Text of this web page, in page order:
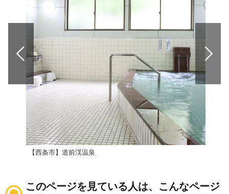
【西条市】道前渓温泉
このページを見ている人は、こんなページ